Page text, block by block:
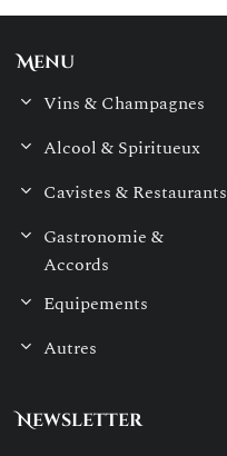
Menu
Vins & Champagnes
Alcool & Spiritueux
Cavistes & Restaurants
Gastronomie &
Accords
Equipements
Autres
Newsletter